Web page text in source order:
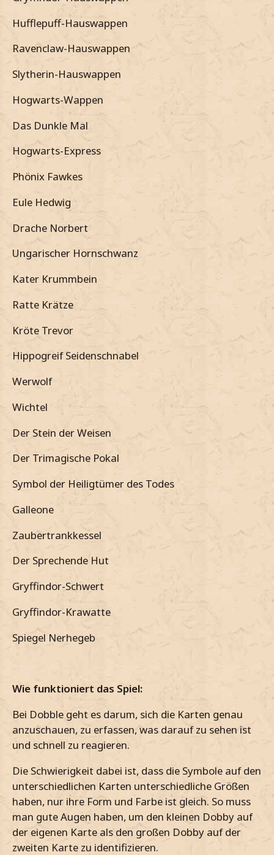
Hufflepuff-Hauswappen
Ravenclaw-Hauswappen
Slytherin-Hauswappen
Hogwarts-Wappen
Das Dunkle Mal
Hogwarts-Express
Phönix Fawkes
Eule Hedwig
Drache Norbert
Ungarischer Hornschwanz
Kater Krummbein
Ratte Krätze
Kröte Trevor
Hippogreif Seidenschnabel
Werwolf
Wichtel
Der Stein der Weisen
Der Trimagische Pokal
Symbol der Heiligtümer des Todes
Galleone
Zaubertrankkessel
Der Sprechende Hut
Gryffindor-Schwert
Gryffindor-Krawatte
Spiegel Nerhegeb
Wie funktioniert das Spiel:
Bei Dobble geht es darum, sich die Karten genau
anzuschauen, zu erfassen, was darauf zu sehen ist
und schnell zu reagieren.
Die Schwierigkeit dabei ist, dass die Symbole auf den
unterschiedlichen Karten unterschiedliche Größen
haben, nur ihre Form und Farbe ist gleich. So muss
man gute Augen haben, um den kleinen Dobby auf
der eigenen Karte als den großen Dobby auf der
zweiten Karte zu identifizieren.